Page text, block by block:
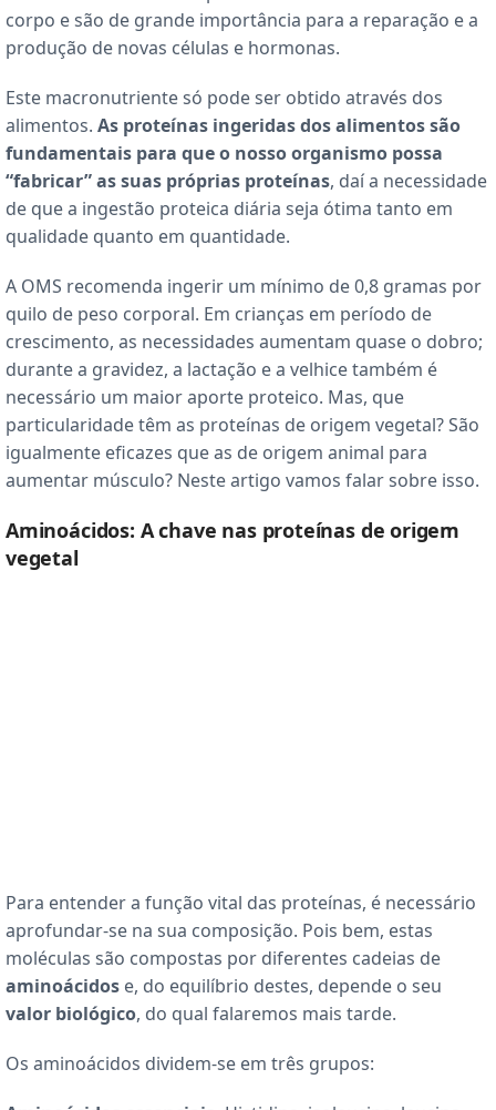
corpo e são de grande importância para a reparação e a
produção de novas células e hormonas.
Este macronutriente só pode ser obtido através dos
alimentos. As proteínas ingeridas dos alimentos são
fundamentais para que o nosso organismo possa
“fabricar” as suas próprias proteínas, daí a necessidade
de que a ingestão proteica diária seja ótima tanto em
qualidade quanto em quantidade.
A OMS recomenda ingerir um mínimo de 0,8 gramas por
quilo de peso corporal. Em crianças em período de
crescimento, as necessidades aumentam quase o dobro;
durante a gravidez, a lactação e a velhice também é
necessário um maior aporte proteico. Mas, que
particularidade têm as proteínas de origem vegetal? São
igualmente eficazes que as de origem animal para
aumentar músculo? Neste artigo vamos falar sobre isso.
Aminoácidos: A chave nas proteínas de origem
vegetal
Para entender a função vital das proteínas, é necessário
aprofundar-se na sua composição. Pois bem, estas
moléculas são compostas por diferentes cadeias de
aminoácidos e, do equilíbrio destes, depende o seu
valor biológico, do qual falaremos mais tarde.
Os aminoácidos dividem-se em três grupos: